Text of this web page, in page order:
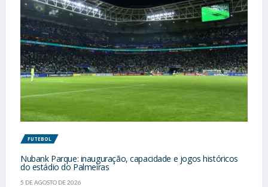
FUTEBOL
Nubank Parque: inauguração, capacidade e jogos históricos
do estádio do Palmeiras
5 DE AGOSTO DE 2026